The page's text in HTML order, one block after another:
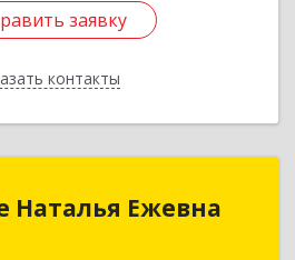
заявку
контакты
заявку
Назад
Наталья Ежевна
Наталья Ежевна
обл, Воскресенский р-н,